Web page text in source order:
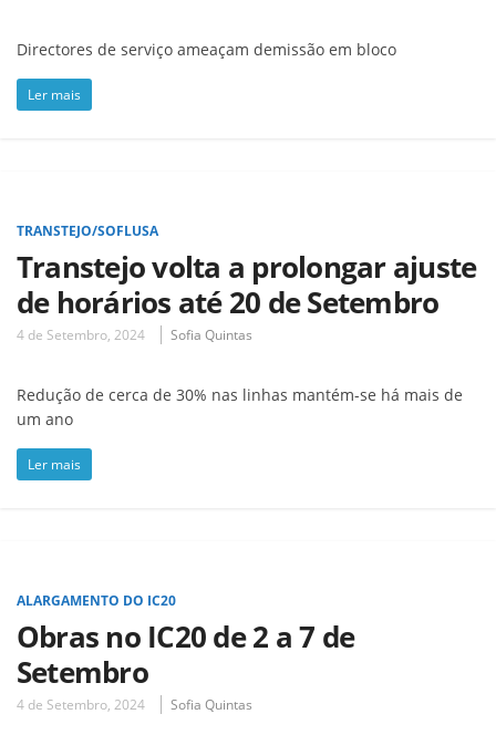
Directores de serviço ameaçam demissão em bloco
Ler mais
TRANSTEJO/SOFLUSA
Transtejo volta a prolongar ajuste
de horários até 20 de Setembro
4 de Setembro, 2024 Sofia Quintas
Redução de cerca de 30% nas linhas mantém-se há mais de
um ano
Ler mais
ALARGAMENTO DO IC20
Obras no IC20 de 2 a 7 de
Setembro
4 de Setembro, 2024 Sofia Quintas